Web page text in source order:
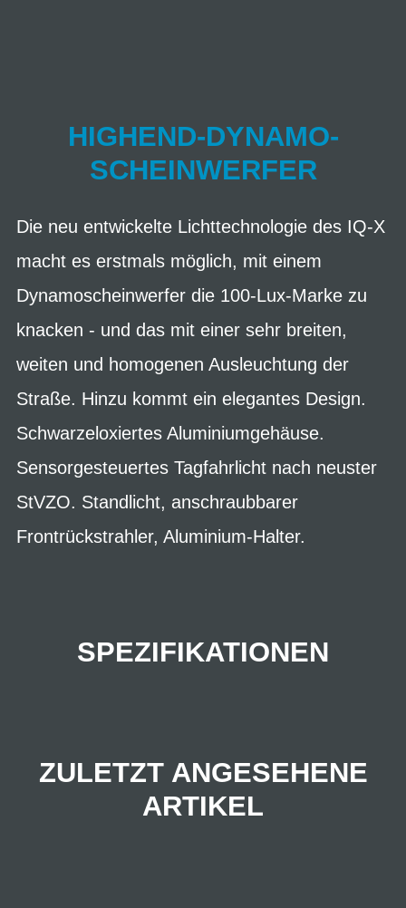
HIGHEND-DYNAMO-
SCHEINWERFER
Die neu entwickelte Lichttechnologie des IQ-X
macht es erstmals möglich, mit einem
Dynamoscheinwerfer die 100-Lux-Marke zu
knacken - und das mit einer sehr breiten,
weiten und homogenen Ausleuchtung der
Straße. Hinzu kommt ein elegantes Design.
Schwarzeloxiertes Aluminiumgehäuse.
Sensorgesteuertes Tagfahrlicht nach neuster
StVZO. Standlicht, anschraubbarer
Frontrückstrahler, Aluminium-Halter.
SPEZIFIKATIONEN
ZULETZT ANGESEHENE
ARTIKEL